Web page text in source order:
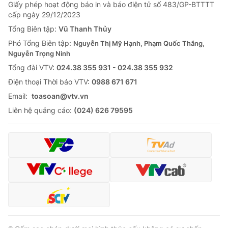
Sản phẩm
Thị trường
Tư vấn
Lịch phát sóng
Chuyên mục khác
Emagazine Podcast
Photo Infographic
Shorts video
VTV Money VTV Thể thao
VTV Sức khoẻ
Giấy phép hoạt động báo in và báo điện tử số 483/GP-BTTTT
cấp ngày 29/12/2023
Tổng Biên tập: Vũ Thanh Thủy
Phó Tổng Biên tập: Nguyễn Thị Mỹ Hạnh, Phạm Quốc Thắng,
Nguyễn Trọng Ninh
Tổng đài VTV: 024.38 355 931 - 024.38 355 932
Ðiện thoại Thời báo VTV: 0988 671 671
Email: toasoan@vtv.vn
Liên hệ quảng cáo: (024) 626 79595